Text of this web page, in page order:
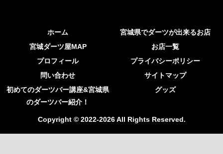
ホーム
宮城県でダーツが出来るお店
宮城ダーツ屋MAP
お店一覧
プロフィール
プライバシーポリシー
問い合わせ
サイトマップ
初めてのダーツバー講座&宮城県
のダーツバー紹介！
グッズ
Copyright © 2022-2026 All Rights Reserved.